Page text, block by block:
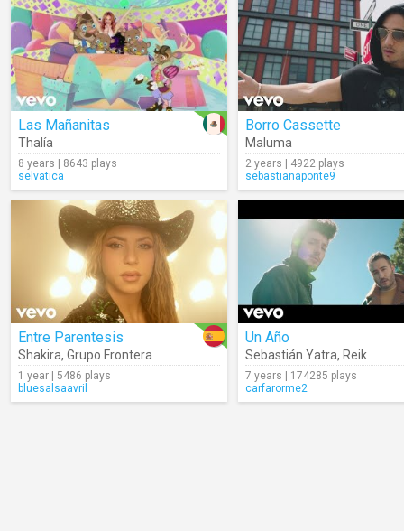
Las Mañanitas
Thalía
8 years | 8643 plays
selvatica
Borro Cassette
Maluma
2 years | 4922 plays
sebastianaponte9
Entre Parentesis
Shakira, Grupo Frontera
1 year | 5486 plays
bluesalsaavril
Un Año
Sebastián Yatra, Reik
7 years | 174285 plays
carfarorme2